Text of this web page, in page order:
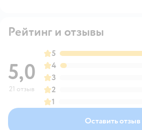
Рейтинг и отзывы
5,0
21 отзыв
5
4
3
2
1
Оставить отзыв